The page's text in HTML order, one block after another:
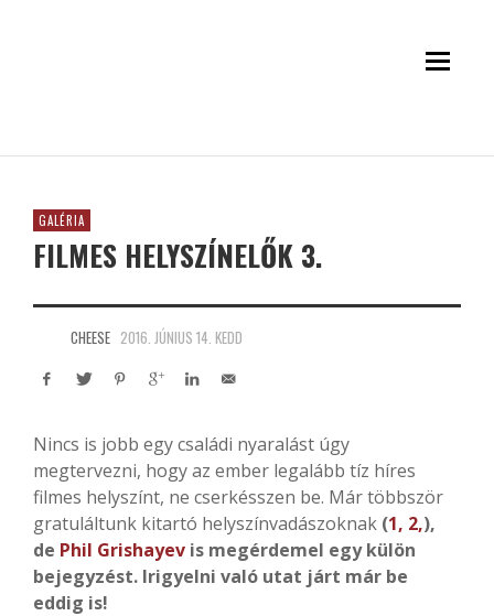
GALÉRIA
FILMES HELYSZÍNELŐK 3.
CHEESE 2016. JÚNIUS 14. KEDD
Nincs is jobb egy családi nyaralást úgy
megtervezni, hogy az ember legalább tíz híres
filmes helyszínt, ne cserkésszen be. Már többször
gratuláltunk kitartó helyszínvadászoknak (1, 2,),
de Phil Grishayev is megérdemel egy külön
bejegyzést. Irigyelni való utat járt már be
eddig is!